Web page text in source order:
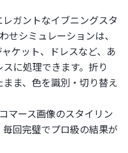
ガントなイブニングスタ
せシミュレーションは、
ケット、ドレスなど、あ
に処理できます。折り
ま、色を識別・切り替え
マース画像のスタイリン
回完璧でプロ級の結果が